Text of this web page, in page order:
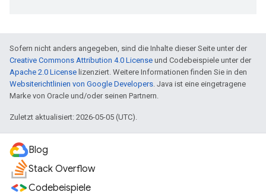
Sofern nicht anders angegeben, sind die Inhalte dieser Seite unter der
Creative Commons Attribution 4.0 License und Codebeispiele unter der
Apache 2.0 License lizenziert. Weitere Informationen finden Sie in den
Websiterichtlinien von Google Developers . Java ist eine eingetragene
Marke von Oracle und/oder seinen Partnern.
Zuletzt aktualisiert: 2026-05-05 (UTC).
Blog
Stack Overflow
Codebeispiele